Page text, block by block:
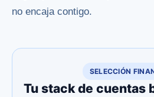
no encaja contigo.
SELECCIÓN
Tu stack de cuentas